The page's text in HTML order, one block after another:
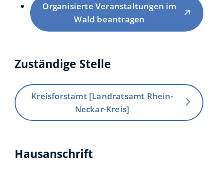
Organisierte Veranstaltungen im
Wald beantragen
Zuständige Stelle
Kreisforstamt [Landratsamt Rhein-
Neckar-Kreis]
Hausanschrift